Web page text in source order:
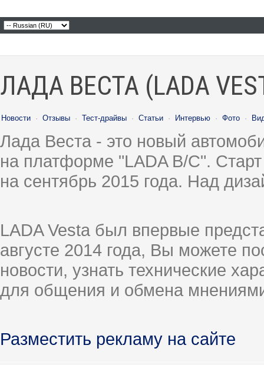
ЛАДА ВЕСТА (LADA
Новости · Отзывы · Тест-драйвы · Статьи · Интервью · Фото ·
Лада Веста - это новый
на платформе "LADA B/C".
на сентябрь 2015 года. Над
LADA Vesta был впервые
августе 2014 года, Вы можете
новости, узнать технические
для общения и обмена
Разместить рекламу на сайте